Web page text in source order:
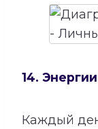
14.
Каждый